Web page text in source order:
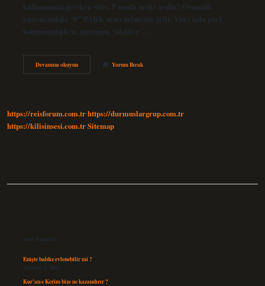
kullanmanız gereken vites. P modu nedir araba? Otomatik
şanzımandaki “P” PARK ayarı anlamına gelir. Vites kolu park
konumundayken, şanzıman “dişliler”…
Devamını okuyunAraçta
P
Yorum Bırak
https://reisforum.com.trhttps://durmuslargrup.com.tr
https://kilisinsesi.com.trSitemap
Son Yazılar
Enişte baldız evlenebilir mi ?
Ağustos 6, 2026
Kur’an-ı Kerim bize ne kazandırır ?